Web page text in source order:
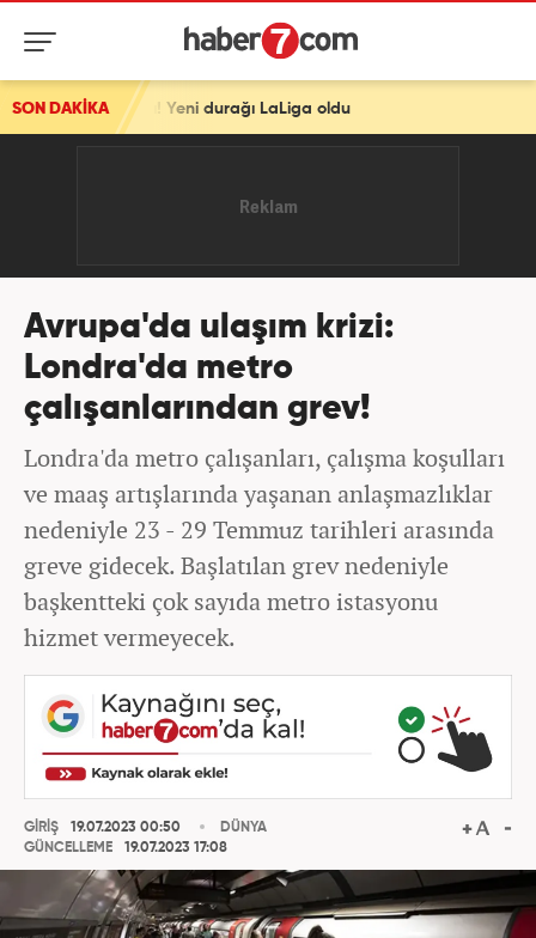
SON DAKİKA
durağı LaLiga oldu
Avrupa'da ulaşım krizi:
Londra'da metro
çalışanlarından grev!
Londra'da metro çalışanları, çalışma koşulları
ve maaş artışlarında yaşanan anlaşmazlıklar
nedeniyle 23 - 29 Temmuz tarihleri arasında
greve gidecek. Başlatılan grev nedeniyle
başkentteki çok sayıda metro istasyonu
hizmet vermeyecek.
GİRİŞ
19.07.2023 00:50
GÜNCELLEME
19.07.2023 17:08
DÜNYA